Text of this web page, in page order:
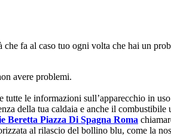
che fa al caso tuo ogni volta che hai un
avere problemi.
le informazioni sull’apparecchio in
della tua caldaia e anche il combustibile
Beretta Piazza Di Spagna Roma
al rilascio del bollino blu, come la